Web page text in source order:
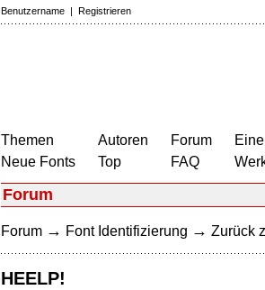
Benutzername | Registrieren
Themen
Neue Fonts
Autoren
Top
Forum
FAQ
Forum
Forum → Font Identifizierung → Zurück
HEELP!